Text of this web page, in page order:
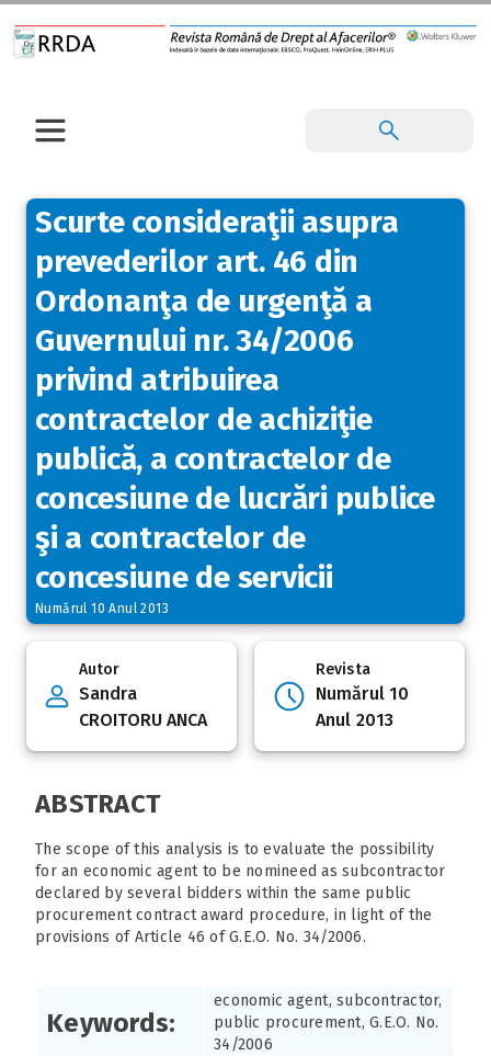
Scurte consideraţii asupra
prevederilor art. 46 din
Ordonanţa de urgenţă a
Guvernului nr. 34/2006
privind atribuirea
contractelor de achiziţie
publică, a contractelor de
concesiune de lucrări publice
şi a contractelor de
concesiune de servicii
Numărul 10 Anul 2013
Autor
Sandra
CROITORU ANCA
Revista
Numărul 10
Anul 2013
ABSTRACT
The scope of this analysis is to evaluate the possibility
for an economic agent to be nomineed as subcontractor
declared by several bidders within the same public
procurement contract award procedure, in light of the
provisions of Article 46 of G.E.O. No. 34/2006.
Keywords:
economic agent, subcontractor,
public procurement, G.E.O. No.
34/2006